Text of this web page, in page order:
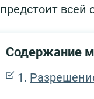
предстоит всей
Содержание